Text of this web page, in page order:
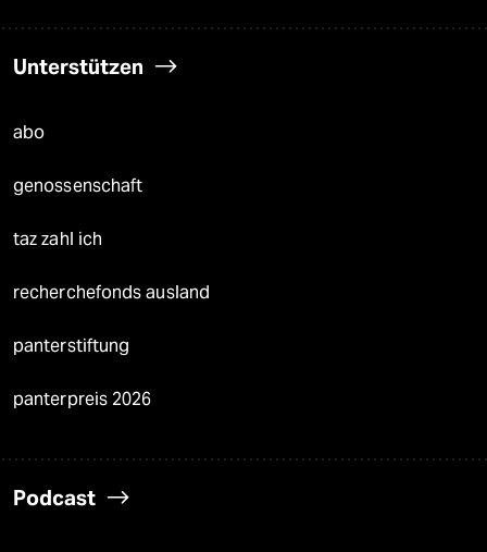
Unterstützen
abo
genossenschaft
taz zahl ich
recherchefonds ausland
panterstiftung
panterpreis 2026
Podcast